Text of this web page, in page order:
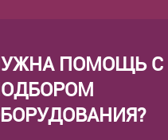
ПОМОЩЬ С